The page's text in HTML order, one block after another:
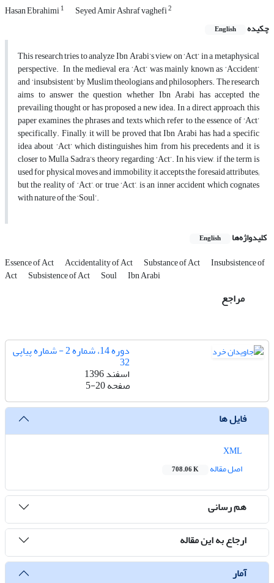
Hasan Ebrahimi1 Seyed Amir Ashraf vaghefi2
چکیده English
This research tries to analyze Ibn Arabi’s view on ‘Act’ in a metaphysical
perspective. In the medieval era, ‘Act’ was mainly known as ‘Accident’
and ‘insubsistent’ by Muslim theologians and philosophers. The research
aims to answer the question whether Ibn Arabi has accepted the
prevailing thought or has proposed a new idea. In a direct approach, this
paper examines the phrases and texts which refer to the essence of ‘Act’
specifically. Finally, it will be proved that Ibn Arabi has had a specific
idea about ‘Act’ which distinguishes him from his precedents and it is
closer to Mulla Sadra’s theory regarding ‘Act’. In his view, if the term is
used for physical moves and immobility, it accepts the foresaid attributes;
but the reality of ‘Act’, or true ‘Act’, is an inner accident which cognates
with nature of the ‘Soul’.
کلیدواژه‌ها English
Essence of Act Accidentality of Act Substance of Act Insubsistence of
Act Subsistence of Act Soul Ibn Arabi
مراجع
دوره 14، شماره 2 - شماره پیاپی
32
اسفند 1396
صفحه5-20
فایل ها
اصل مقاله
708.06 K
هم رسانی
ارجاع به این مقاله
آمار